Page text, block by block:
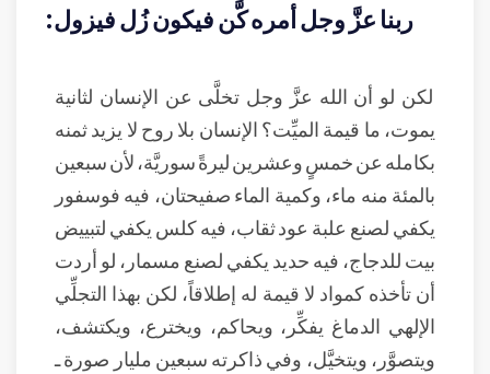
ربنا عزَّ وجل أمره كَّن فيكون زُل فيزول:
لكن لو أن الله عزَّ وجل تخلَّى عن الإنسان لثانية
يموت، ما قيمة الميِّت؟ الإنسان بلا روح لا يزيد ثمنه
بكامله عن خمسٍ وعشرين ليرةً سوريَّة، لأن سبعين
بالمئة منه ماء، وكمية الماء صفيحتان، فيه فوسفور
يكفي لصنع علبة عود ثقاب، فيه كلس يكفي لتبييض
بيت للدجاج، فيه حديد يكفي لصنع مسمار، لو أردت
أن تأخذه كمواد لا قيمة له إطلاقاً، لكن بهذا التجلِّي
الإلهي الدماغ يفكِّر، ويحاكم، ويخترع، ويكتشف،
ويتصوَّر، ويتخيَّل، وفي ذاكرته سبعين مليار صورة ـ